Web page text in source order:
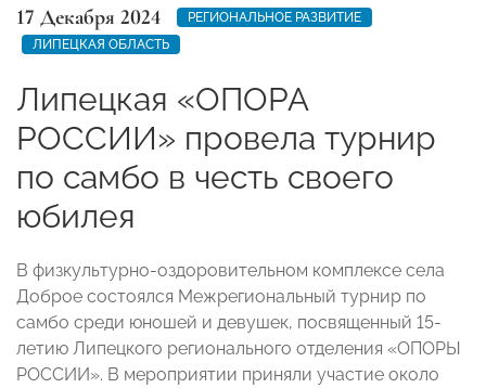
17 Декабря 2024
РЕГИОНАЛЬНОЕ РАЗВИТИЕ
ЛИПЕЦКАЯ ОБЛАСТЬ
Липецкая «ОПОРА
РОССИИ» провела турнир
по самбо в честь своего
юбилея
В физкультурно-оздоровительном комплексе села
Доброе состоялся Межрегиональный турнир по
самбо среди юношей и девушек, посвященный 15-
летию Липецкого регионального отделения «ОПОРЫ
РОССИИ». В мероприятии приняли участие около